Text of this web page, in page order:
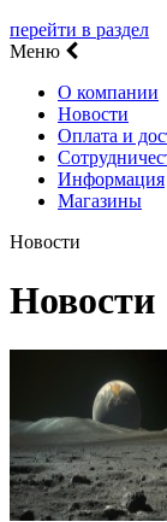
перейти в раздел
Меню
О компании
Новости
Оплата и
Информация
Магазины
Новости
Новости